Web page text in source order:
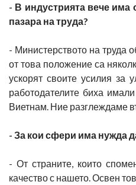
- В индустрията вече има
пазара на труда?
- Министерството на труда
от това положение са
ускорят своите усилия за
работодателите биха
Виетнам. Ние разглеждаме
- За кои сфери има нужда
- От страните, които
качество с нашето. Освен